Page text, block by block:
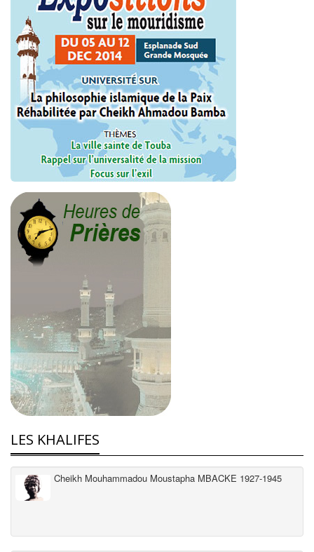
LES KHALIFES
Cheikh Mouhammadou Moustapha MBACKE 1927-1945